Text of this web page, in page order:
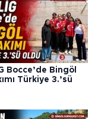
Bocce’de Bingöl
Türkiye 3.’sü